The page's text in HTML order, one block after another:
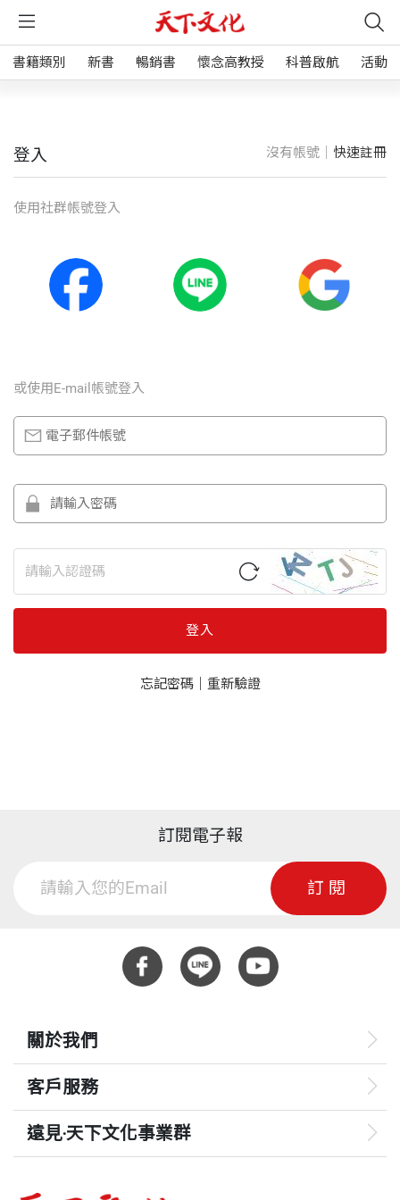
書籍類別 新書 暢銷書 懷念高教授 科普啟航 活動
登入 沒有帳號｜ 快速註冊
使⽤社群帳號登入
或使⽤E-mail帳號登入
登入
忘記密碼｜ 重新驗證
訂閱電子報
訂閱
關於我們
客戶服務
遠見‧天下文化事業群